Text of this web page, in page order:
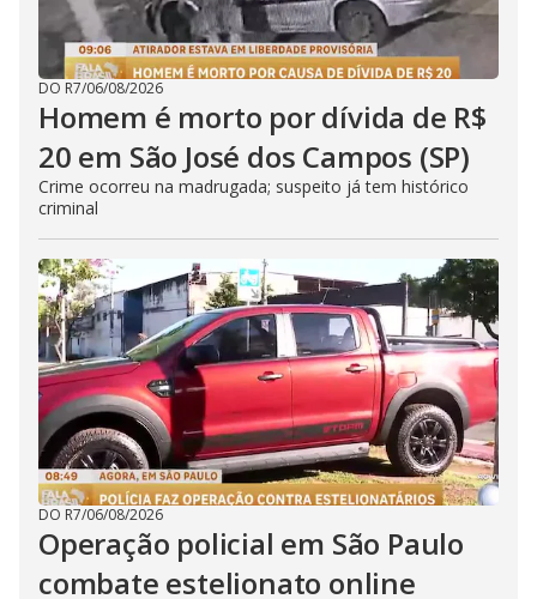
DO R7/06/08/2026
Homem é morto por dívida de R$
20 em São José dos Campos (SP)
Crime ocorreu na madrugada; suspeito já tem histórico
criminal
DO R7/06/08/2026
Operação policial em São Paulo
combate estelionato online